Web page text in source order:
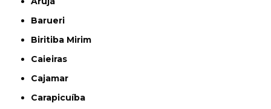
Barueri
Biritiba Mirim
Caieiras
Cajamar
Carapicuíba